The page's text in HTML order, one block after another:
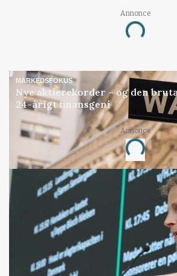
Annonce
Loading...
MARKEDSFOKUS
Nye aktierekorder – og den
24-årigt finansgeni
Annonce
Loading...